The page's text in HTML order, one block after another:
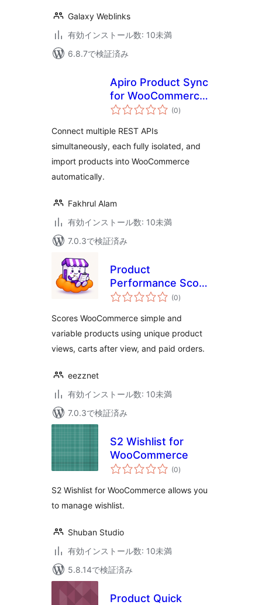
Galaxy Weblinks
有効インストール数: 10未満
6.8.7で検証済み
Apiro Product Sync
for WooCommerce
– REST API Product
(0個
の)
Connect multiple REST APIs
simultaneously, each fully isolated, and
import products into WooCommerce
automatically.
Fakhrul Alam
有効インストール数: 10未満
7.0.3で検証済み
Product
Performance Score
for WooCommerce
(0個
の
価
)
Scores WooCommerce simple and
variable products using unique product
views, carts after view, and paid orders.
eezznet
有効インストール数: 10未満
7.0.3で検証済み
S2 Wishlist for
WooCommerce
(0個
の
価
)
S2 Wishlist for WooCommerce allows you
to manage wishlist.
Shuban Studio
有効インストール数: 10未満
5.8.14で検証済み
Product Quick